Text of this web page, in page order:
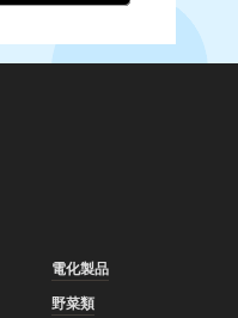
電化製品
野菜類